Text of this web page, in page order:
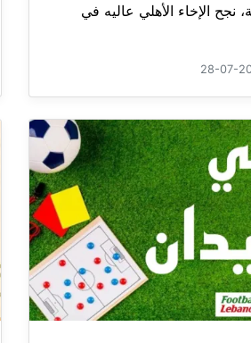
نجح الإخاء الأهلي عاليه في
28-07-